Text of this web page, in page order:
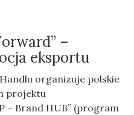
–
eksportu
organizuje polskie
projektu
– Brand HUB” (program